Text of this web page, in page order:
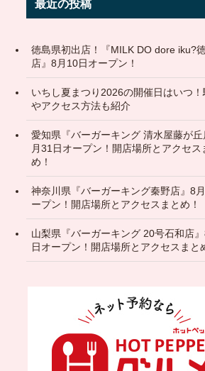
最近の投稿
徳島県初出店！『MILK DO dore iku?
店』8月10日オープン！
いちし夏まつり2026の開催日はいつ
やアクセス方法も紹介
愛知県『バーガーキング 清水屋藤が丘
月31日オープン！開店場所とアクセス
め！
神奈川県『バーガーキング秦野店』8
ープン！開店場所とアクセスまとめ！
山梨県『バーガーキング 20号石和店
日オープン！開店場所とアクセスまと